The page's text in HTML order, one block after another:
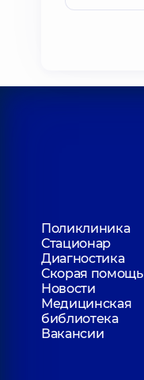
Поликлиника
Стационар
Диагностика
Скорая помощь
Новости
Медицинская
библиотека
Вакансии